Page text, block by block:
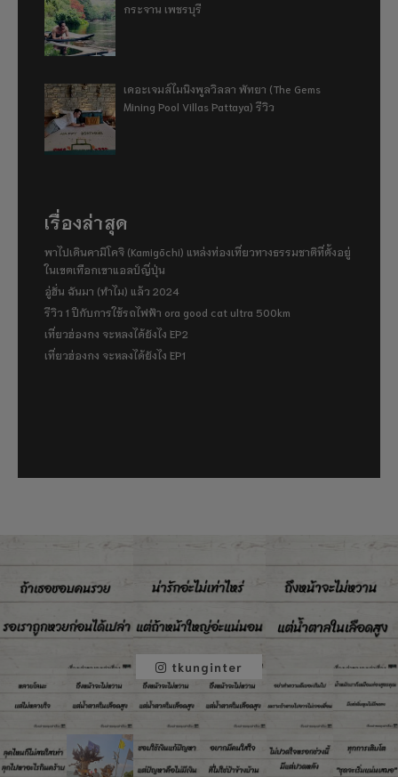
กระจาน เพชรบุรี
เดอะเจมส์ไมนิงพูลวิลลา พัทยา (The Gems
Mining Pool Villas Pattaya) รีวิว
เรื่องล่าสุด
พาไปเดินคามิโคจิ (Kamigōchi) แหล่งท่องเที่ยวทางธรรมชาติที่ตั้งอยู่
ในเขตเทือกเขาแอลป์ญี่ปุ่น
อู่ฮั่น ฉันมา (ทำไม) แล้ว 2024
รีวิว 1 ปีกับการใช้รถไฟฟ้า ora good cat ultra 500km
เที่ยวฮ่องกง จะหลงได้ยังไง EP2
เที่ยวฮ่องกง จะหลงได้ยังไง EP1
tkunginter